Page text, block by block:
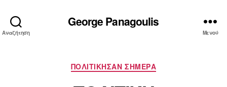
Αναζήτηση
George Panagoulis
Μενού
Κατηγορίες
ΠΟΛΙΤΙΚΗΣΑΝ ΣΗΜΕΡΑ